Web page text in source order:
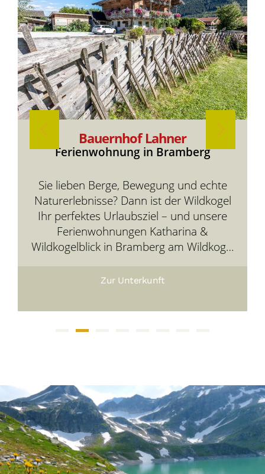
Bauernhof Lahner
Ferienwohnung in Bramberg
Sie lieben Berge, Bewegung und echte
Naturerlebnisse? Dann ist der Wildkogel
Ihr perfektes Urlaubsziel – und unsere
Ferienwohnungen Katharina &
Wildkogelblick in Bramberg am Wildkogel
Bergwelt.
Zur Unterkunft